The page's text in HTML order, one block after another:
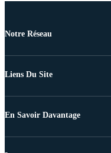
Notre Réseau
Liens Du Site
En Savoir Davantage